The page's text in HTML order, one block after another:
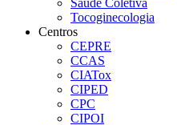
Saúde Coletiva
Tocoginecologia
Centros
CEPRE
CCAS
CIATox
CIPED
CPC
CIPOI